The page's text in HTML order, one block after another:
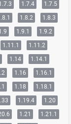
1.7.4
1.7.5
1.8.2
1.8.3
1.9.1
1.9.2
1.11.1
1.11.2
1.14
1.14.1
1.16
1.16.1
1.18
1.18.1
1.19.4
1.20
1.21
1.21.1